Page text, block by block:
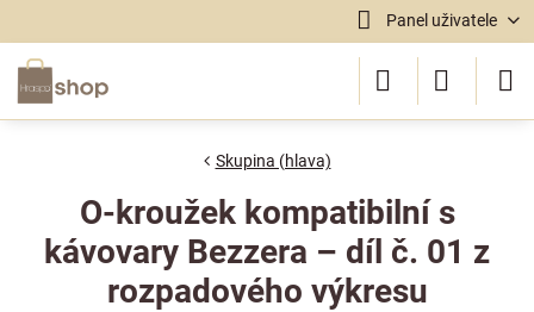
Panel uživatele
Skupina (hlava)
O-kroužek kompatibilní s
kávovary Bezzera – díl č. 01 z
rozpadového výkresu